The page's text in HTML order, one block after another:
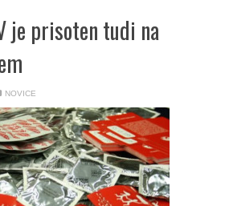
je prisoten tudi na
NOVICE